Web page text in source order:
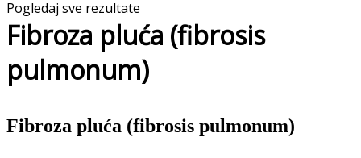
Pogledaj sve rezultate
Fibroza pluća (fibrosis
pulmonum)
Fibroza pluća (fibrosis pulmonum)